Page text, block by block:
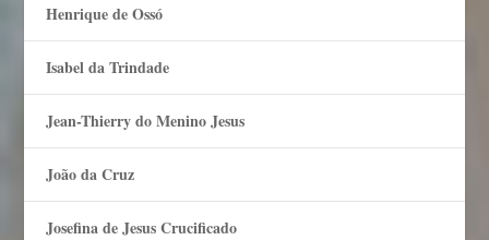
Henrique de Ossó
Isabel da Trindade
Jean-Thierry do Menino Jesus
João da Cruz
Josefina de Jesus Crucificado